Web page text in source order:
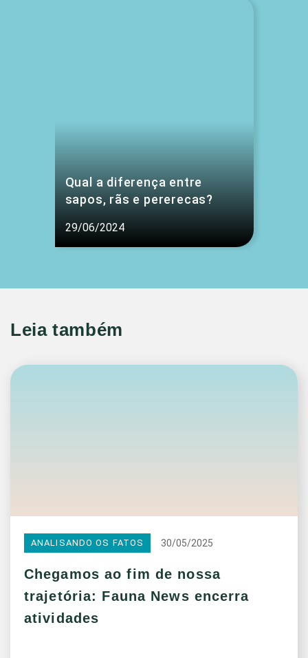
Qual a diferença entre
sapos, rãs e pererecas?
29/06/2024
Leia também
ANALISANDO OS FATOS 30/05/2025
Chegamos ao fim de nossa
trajetória: Fauna News encerra
atividades